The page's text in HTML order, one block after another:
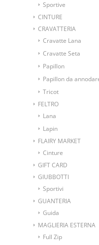
Sportive
CINTURE
CRAVATTERIA
Cravatte Lana
Cravatte Seta
Papillon
Papillon da
Tricot
FELTRO
Lana
Lapin
FLAIRY MARKET
Cinture
GIFT CARD
GIUBBOTTI
Sportivi
GUANTERIA
Guida
MAGLIERIA ESTERNA
Full Zip